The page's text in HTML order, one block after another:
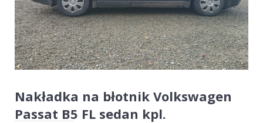
Nakładka na błotnik Volkswagen
Passat B5 FL sedan kpl.